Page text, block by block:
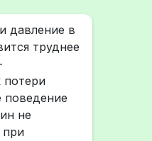
давление в
труднее
потери
поведение
не
при